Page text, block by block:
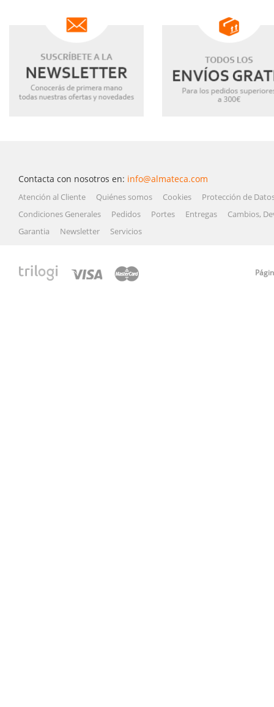
Contacta con nosotros en: info@almateca.com
Atención al Cliente Quiénes somos Cookies
Protección de
Condiciones Generales
Pedidos Portes Entregas
Cambios,
Garantia
Newsletter Servicios